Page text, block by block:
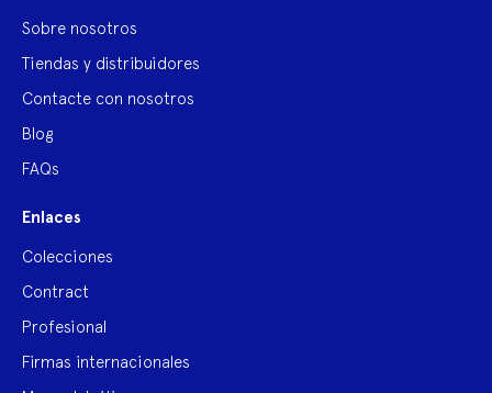
Sobre nosotros
Tiendas y distribuidores
Contacte con nosotros
Blog
FAQs
Enlaces
Colecciones
Contract
Profesional
Firmas internacionales